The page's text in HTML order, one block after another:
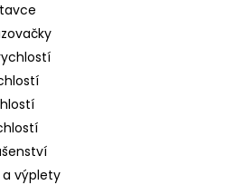
a výplety